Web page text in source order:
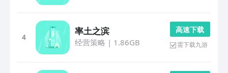
4
率土之滨
经营策略 | 1.86GB
高 速 下 载
需下载九游